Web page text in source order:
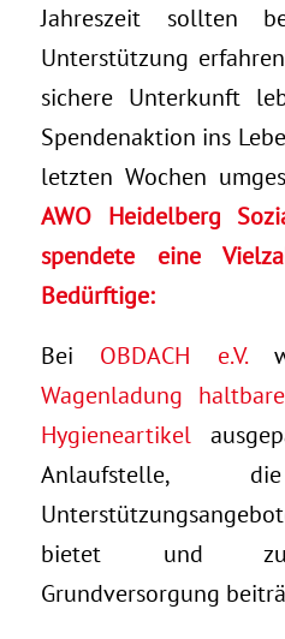
Jahreszeit sollten
Unterstützung
sichere Unterkunft
Spendenaktion ins
letzten Wochen
AWO Heidelberg
spendete eine
Bedürftige:
Bei OBDACH e.V.
Wagenladung
Hygieneartikel
Anlaufstelle,
bietet und zur
Grundversorgung